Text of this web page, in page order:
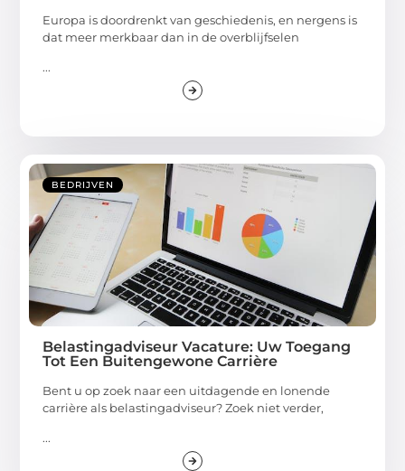
Europa is doordrenkt van geschiedenis, en nergens is
dat meer merkbaar dan in de overblijfselen
...
BEDRIJVEN
Belastingadviseur Vacature: Uw Toegang
Tot Een Buitengewone Carrière
Bent u op zoek naar een uitdagende en lonende
carrière als belastingadviseur? Zoek niet verder,
...